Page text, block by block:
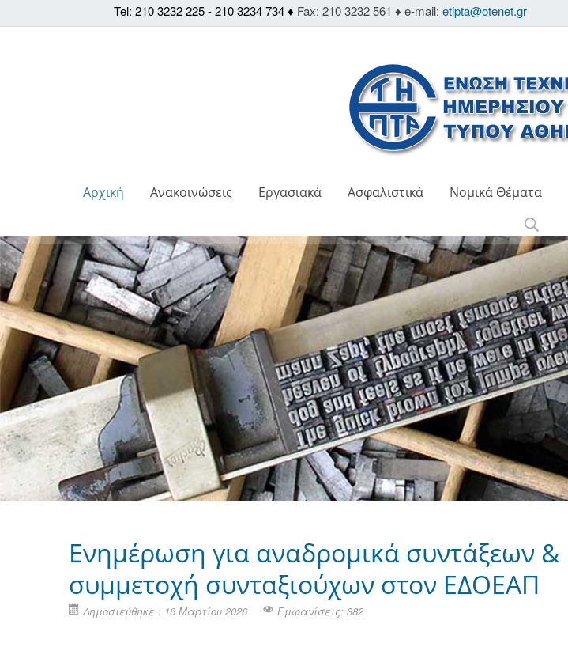
Tel: 210 3232 225 - 210 3234 734 ♦ Fax: 210 3232 561 ♦ e-mail: etipta@otenet.gr
Αρχική Ανακοινώσεις Εργασιακά Ασφαλιστικά Νομικά Θέματα
Eνημέρωση για αναδρομικά συντάξεων &
συμμετοχή συνταξιούχων στον ΕΔΟΕΑΠ
Δημοσιεύθηκε : 16 Μαρτίου 2026 Εμφανίσεις: 382